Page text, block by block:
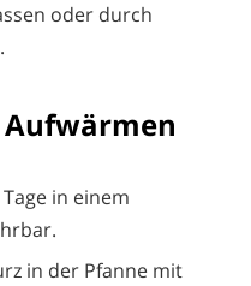
oder durch
Tage in einem
in der Pfanne mit